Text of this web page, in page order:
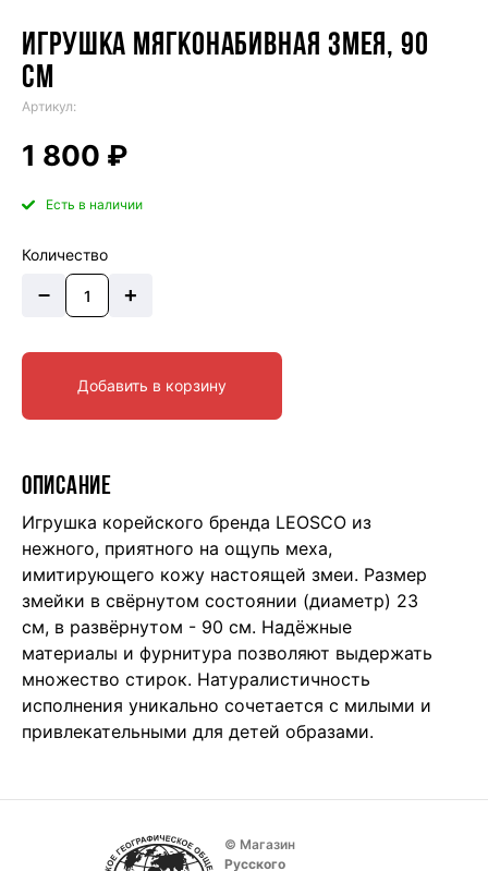
ИГРУШКА МЯГКОНАБИВНАЯ ЗМЕЯ, 90
СМ
Артикул:
1 800 ₽
Есть в наличии
Количество
– +
Добавить в корзину
ОПИСАНИЕ
Игрушка корейского бренда LEOSCO из
нежного, приятного на ощупь меха,
имитирующего кожу настоящей змеи. Размер
змейки в свёрнутом состоянии (диаметр) 23
см, в развёрнутом - 90 см. Надёжные
материалы и фурнитура позволяют выдержать
множество стирок. Натуралистичность
исполнения уникально сочетается с милыми и
привлекательными для детей образами.
© Магазин
Русского